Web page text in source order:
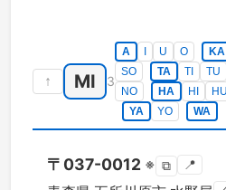
↑ MI 3
A U O KA
SO
TA TI TU
NO
HA HI HU
YA
YO WA
〒 037-0012 ※ ⧉ 📍